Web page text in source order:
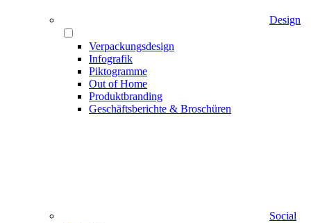
Design
Verpackungsdesign
Infografik
Piktogramme
Out of Home
Produktbranding
Geschäftsberichte & Broschüren
Social